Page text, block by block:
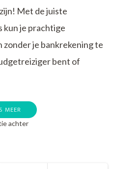
Met de juiste
kun je prachtige
je bankrekening te
bent of
MEER
achterop
Plannen